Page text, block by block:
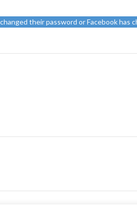
their password or Facebook has